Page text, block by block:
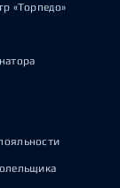
«Торпедо»